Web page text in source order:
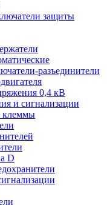
защиты
разъединители
0,4 кВ
и сигнализации
клеммы
D